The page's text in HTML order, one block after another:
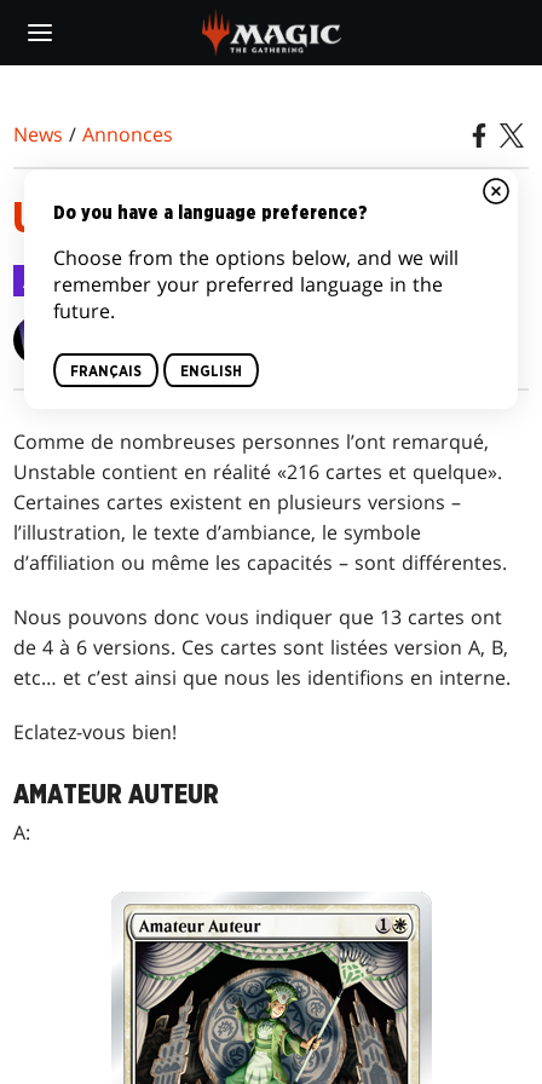
main
News /Annonces
UNSTABLE VARIANTS
Annonces 7 déc. 2017
Comme de nombreuses personnes l’ont remarqué,
Unstable contient en réalité «216 cartes et quelque».
Certaines cartes existent en plusieurs versions –
l’illustration, le texte d’ambiance, le symbole
d’affiliation ou même les capacités – sont différentes.
Nous pouvons donc vous indiquer que 13 cartes ont
de 4 à 6 versions. Ces cartes sont listées version A, B,
etc… et c’est ainsi que nous les identifions en interne.
Eclatez-vous bien!
AMATEUR AUTEUR
A:
Do you have a language preference?
Choose from the options below, and we will
remember your preferred language in the
future.
FRANÇAIS ENGLISH